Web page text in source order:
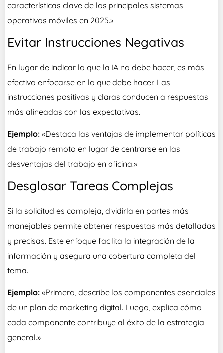
características clave de los principales sistemas
operativos móviles en 2025.»
Evitar Instrucciones Negativas
En lugar de indicar lo que la IA no debe hacer, es más
efectivo enfocarse en lo que debe hacer. Las
instrucciones positivas y claras conducen a respuestas
más alineadas con las expectativas.
Ejemplo: «Destaca las ventajas de implementar políticas
de trabajo remoto en lugar de centrarse en las
desventajas del trabajo en oficina.»
Desglosar Tareas Complejas
Si la solicitud es compleja, dividirla en partes más
manejables permite obtener respuestas más detalladas
y precisas. Este enfoque facilita la integración de la
información y asegura una cobertura completa del
tema.
Ejemplo: «Primero, describe los componentes esenciales
de un plan de marketing digital. Luego, explica cómo
cada componente contribuye al éxito de la estrategia
general.»